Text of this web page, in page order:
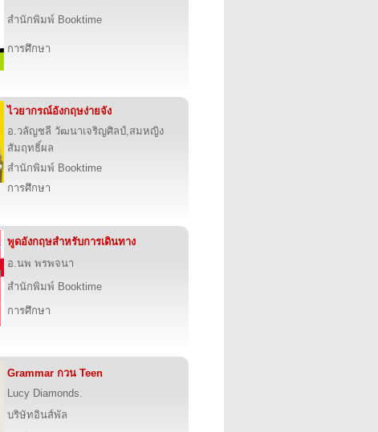
สำนักพิมพ์ Booktime
การศึกษา
ไวยากรณ์อังกฤษง่ายจัง
อ.วลัญชลี วัฒนาเจริญศิลป์,สมหญิง
สัมฤทธิ์ผล
สำนักพิมพ์ Booktime
การศึกษา
พูดอังกฤษสำหรับการเดินทาง
อ.นพ พรพจนา
สำนักพิมพ์ Booktime
การศึกษา
Grammar กวน Teen
Lucy Diamonds.
บริษัทอินส์พัล